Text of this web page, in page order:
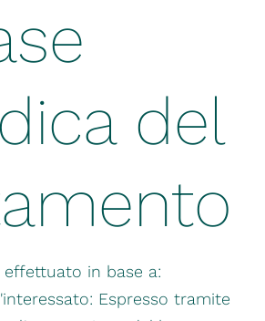
del
in base a:
Espresso tramite